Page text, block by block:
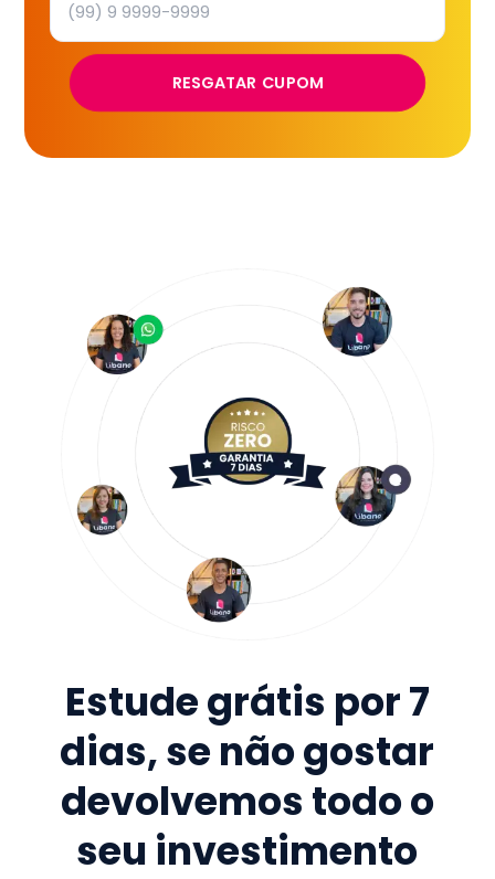
RESGATAR CUPOM
Estude grátis por 7
dias, se não gostar
devolvemos todo o
seu investimento